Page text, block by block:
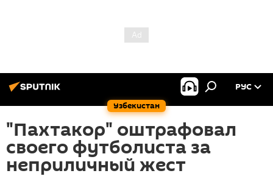
Узбекистан
РУС
"Пахтакор" оштрафовал
своего футболиста за
неприличный жест